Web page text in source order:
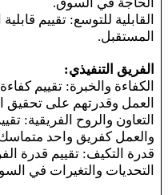
القابلية للتوسع: تقييم
المستقبل.
الفريق التنفيذي:
الكفاءة والخبرة: تقييم
العمل وقدرتهم على تحقيق
التعاون والروح الفريقية:
والعمل كفريق واحد
قدرة التكيف: تقييم قدرة
التحديات والتغيرات في